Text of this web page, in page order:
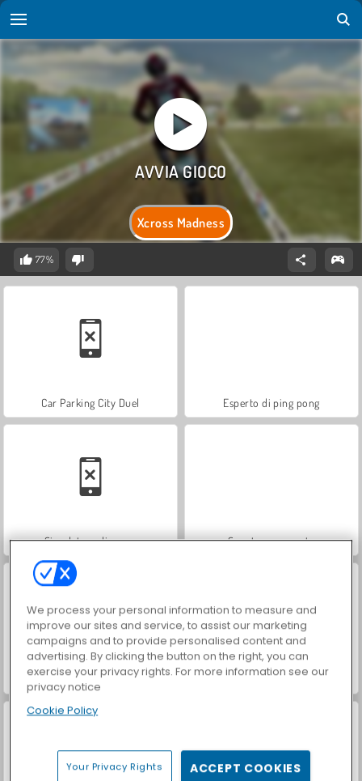
Xcross Madness
77%
Car Parking City Duel Esperto di ping pong
Simulatore di pesca Scontro corazzato
Paddington Blend It Perfect
We process your personal information to measure and
improve our sites and service, to assist our marketing
campaigns and to provide personalised content and
advertising. By clicking the button on the right, you can
exercise your privacy rights. For more information see our
privacy notice
Cookie Policy
Your Privacy Rights ACCEPT COOKIES